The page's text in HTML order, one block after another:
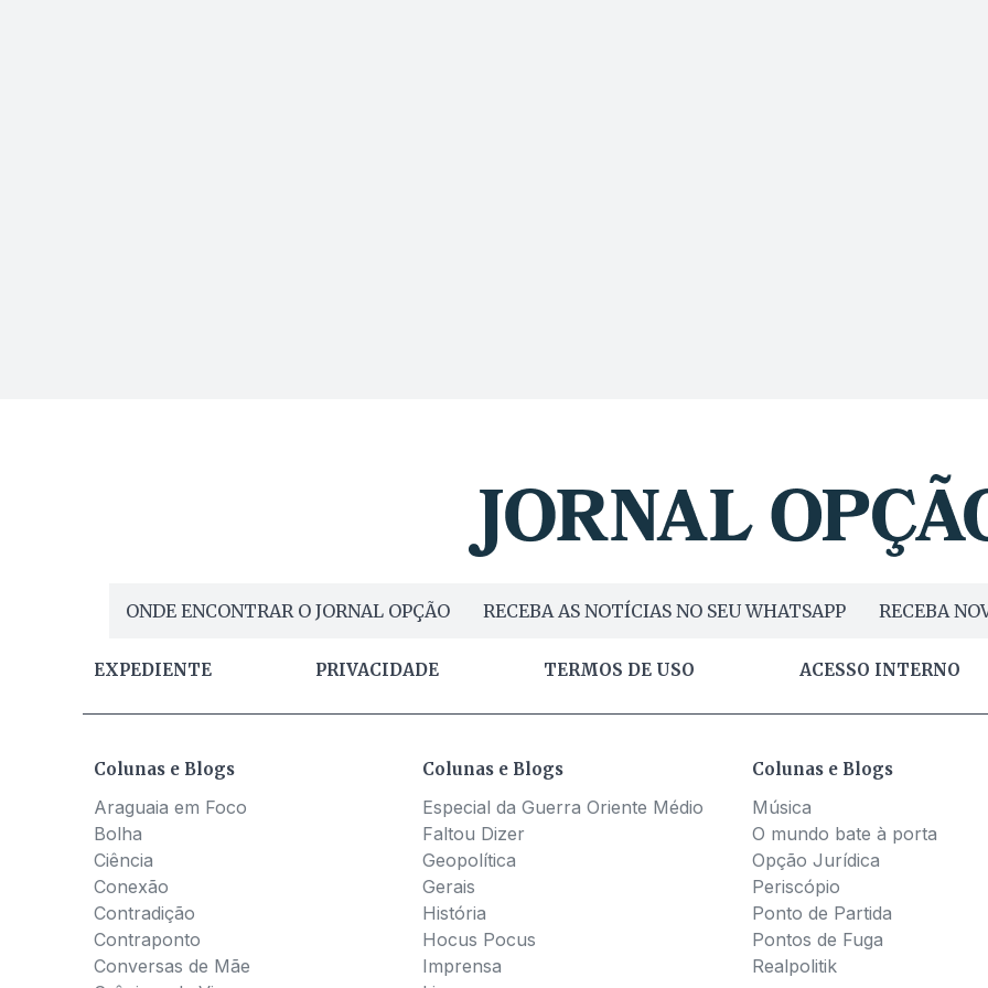
ONDE ENCONTRAR O JORNAL OPÇÃO RECEBA AS NOTÍCIAS NO SEU WHATSAPP RECEBA
EXPEDIENTE PRIVACIDADE TERMOS DE USO ACESSO INTERNO
Colunas e Blogs
Araguaia em Foco
Bolha
Ciência
Conexão
Contradição
Contraponto
Conversas de Mãe
Colunas e Blogs
Especial da Guerra Oriente Médio
Faltou Dizer
Geopolítica
Gerais
História
Hocus Pocus
Imprensa
Colunas e Blogs
Música
O mundo bate à porta
Opção Jurídica
Periscópio
Ponto de Partida
Pontos de Fuga
Realpolitik